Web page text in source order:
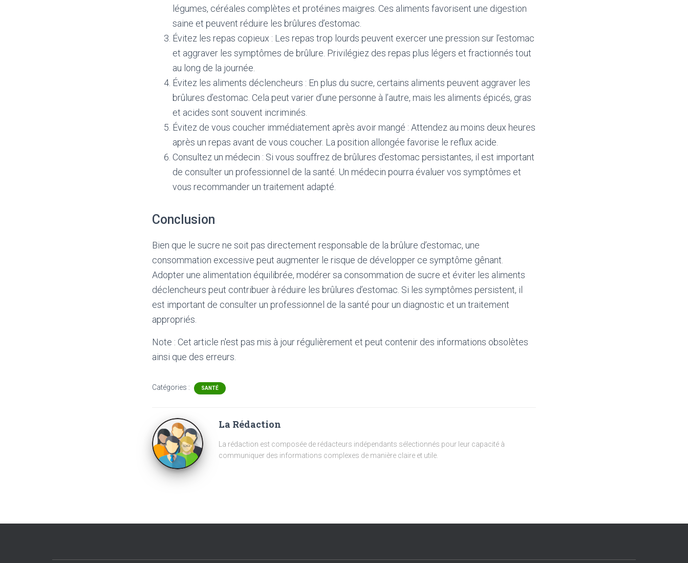
légumes, céréales complètes et protéines maigres. Ces aliments favorisent une digestion
saine et peuvent réduire les brûlures d’estomac.
Évitez les repas copieux : Les repas trop lourds peuvent exercer une pression sur l’estomac
et aggraver les symptômes de brûlure. Privilégiez des repas plus légers et fractionnés tout
au long de la journée.
Évitez les aliments déclencheurs : En plus du sucre, certains aliments peuvent aggraver les
brûlures d’estomac. Cela peut varier d’une personne à l’autre, mais les aliments épicés, gras
et acides sont souvent incriminés.
Évitez de vous coucher immédiatement après avoir mangé : Attendez au moins deux heures
après un repas avant de vous coucher. La position allongée favorise le reflux acide.
Consultez un médecin : Si vous souffrez de brûlures d’estomac persistantes, il est important
de consulter un professionnel de la santé. Un médecin pourra évaluer vos symptômes et
vous recommander un traitement adapté.
Conclusion
Bien que le sucre ne soit pas directement responsable de la brûlure d’estomac, une
consommation excessive peut augmenter le risque de développer ce symptôme gênant.
Adopter une alimentation équilibrée, modérer sa consommation de sucre et éviter les aliments
déclencheurs peut contribuer à réduire les brûlures d’estomac. Si les symptômes persistent, il
est important de consulter un professionnel de la santé pour un diagnostic et un traitement
appropriés.
Note : Cet article n'est pas mis à jour régulièrement et peut contenir des informations obsolètes
ainsi que des erreurs.
Catégories : SANTÉ
La Rédaction
La rédaction est composée de rédacteurs indépendants sélectionnés pour leur capacité à
communiquer des informations complexes de manière claire et utile.